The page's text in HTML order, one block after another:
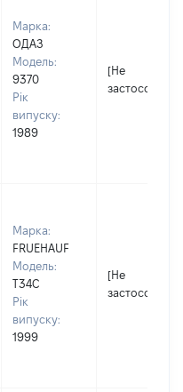
Марка:
ОДАЗ
Модель:
9370
Рік
випуску:
1989
[Не
Марка:
FRUEHAUF
Модель:
T34C
Рік
випуску:
1999
[Не